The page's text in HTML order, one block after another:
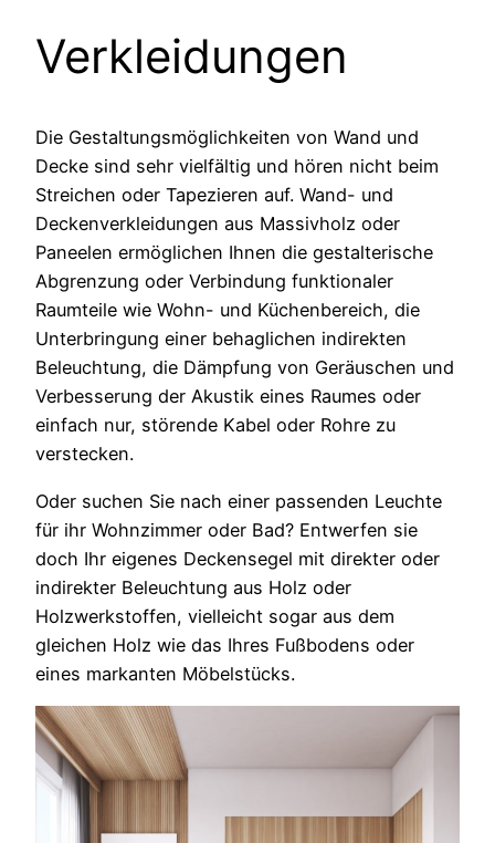
Verkleidungen
Die Gestaltungsmöglichkeiten von Wand und
Decke sind sehr vielfältig und hören nicht beim
Streichen oder Tapezieren auf. Wand- und
Deckenverkleidungen aus Massivholz oder
Paneelen ermöglichen Ihnen die gestalterische
Abgrenzung oder Verbindung funktionaler
Raumteile wie Wohn- und Küchenbereich, die
Unterbringung einer behaglichen indirekten
Beleuchtung, die Dämpfung von Geräuschen und
Verbesserung der Akustik eines Raumes oder
einfach nur, störende Kabel oder Rohre zu
verstecken.
Oder suchen Sie nach einer passenden Leuchte
für ihr Wohnzimmer oder Bad? Entwerfen sie
doch Ihr eigenes Deckensegel mit direkter oder
indirekter Beleuchtung aus Holz oder
Holzwerkstoffen, vielleicht sogar aus dem
gleichen Holz wie das Ihres Fußbodens oder
eines markanten Möbelstücks.